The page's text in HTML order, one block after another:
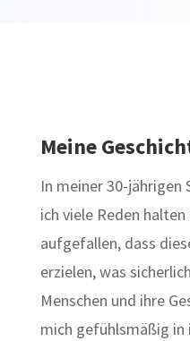
Meine
In meiner 30-
ich viele Reden
aufgefallen, dass
erzielen, was
Menschen und ihre
mich gefühlsmäßig in